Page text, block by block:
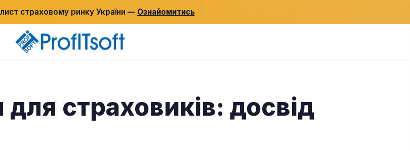
страховому ринку України — Ознайомитись
страховиків: досвід